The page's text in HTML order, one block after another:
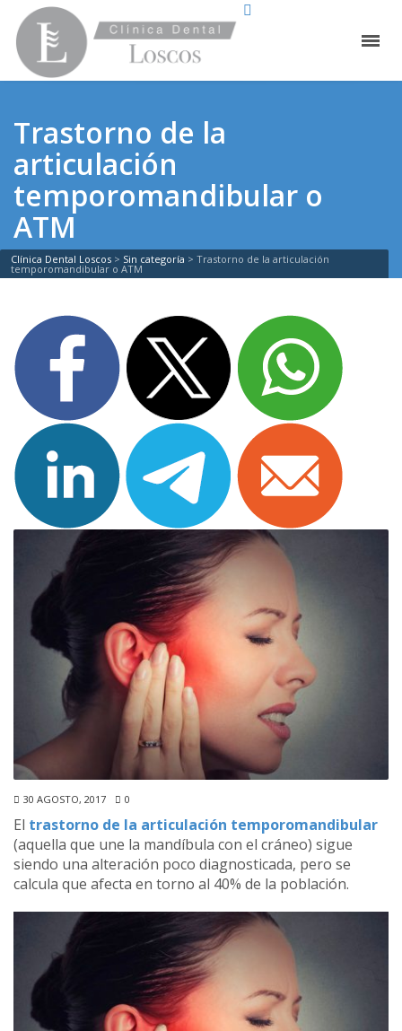
Trastorno de la
articulación
temporomandibular o
ATM
Clínica Dental Loscos > Sin categoría > Trastorno de la articulación
temporomandibular o ATM
30 AGOSTO, 2017 0
El trastorno de la articulación temporomandibular
(aquella que une la mandíbula con el cráneo) sigue
siendo una alteración poco diagnosticada, pero se
calcula que afecta en torno al 40% de la población.